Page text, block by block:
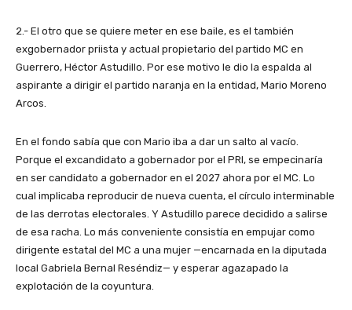
2.- El otro que se quiere meter en ese baile, es el también
exgobernador priista y actual propietario del partido MC en
Guerrero, Héctor Astudillo. Por ese motivo le dio la espalda al
aspirante a dirigir el partido naranja en la entidad, Mario Moreno
Arcos.
En el fondo sabía que con Mario iba a dar un salto al vacío.
Porque el excandidato a gobernador por el PRI, se empecinaría
en ser candidato a gobernador en el 2027 ahora por el MC. Lo
cual implicaba reproducir de nueva cuenta, el círculo interminable
de las derrotas electorales. Y Astudillo parece decidido a salirse
de esa racha. Lo más conveniente consistía en empujar como
dirigente estatal del MC a una mujer —encarnada en la diputada
local Gabriela Bernal Reséndiz— y esperar agazapado la
explotación de la coyuntura.